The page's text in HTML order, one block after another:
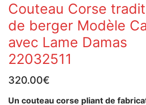
Couteau Corse
de berger Modèle
avec Lame Damas
22032511
320.00€
Un couteau corse pliant de